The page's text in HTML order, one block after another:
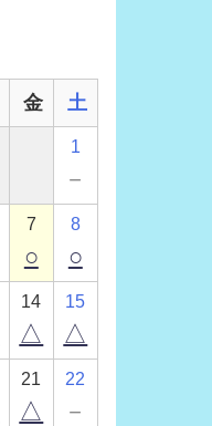
金 土
1
－
7
○
8
○
14
△
15
△
21
△
22
－